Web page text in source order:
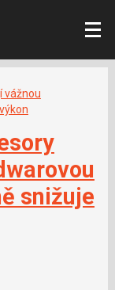
vážnou
snižuje